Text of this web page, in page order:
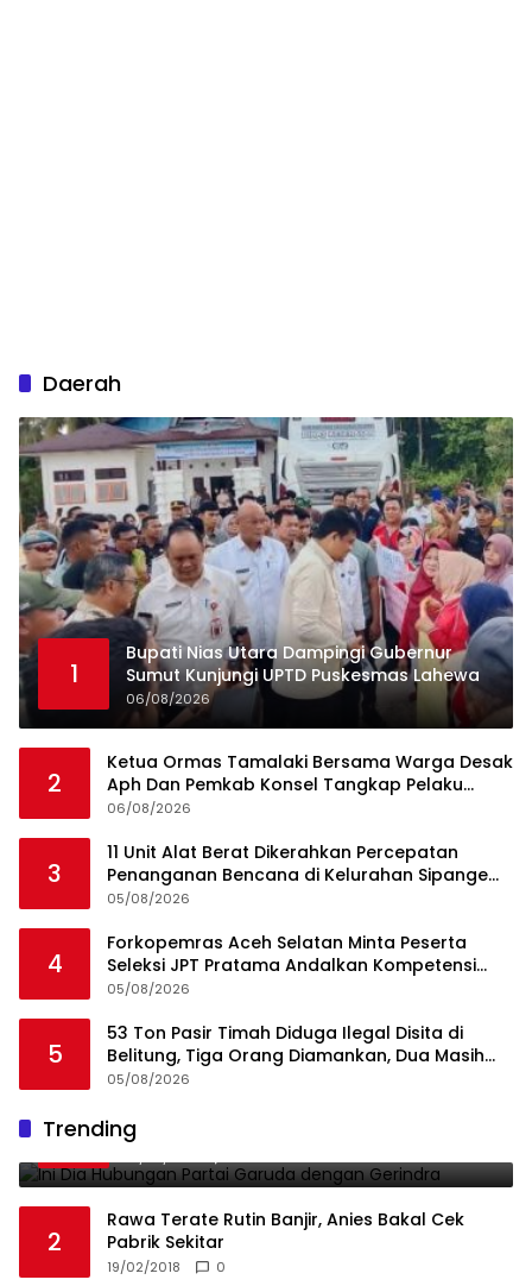
Daerah
1
Bupati Nias Utara Dampingi Gubernur
Sumut Kunjungi UPTD Puskesmas Lahewa
06/08/2026
2
Ketua Ormas Tamalaki Bersama Warga Desak
Aph Dan Pemkab Konsel Tangkap Pelaku
Angkut Cangkang Sawit Overload, Truk PT KAP
06/08/2026
3
11 Unit Alat Berat Dikerahkan Percepatan
Penanganan Bencana di Kelurahan Sipange
Kecamatan Tukka
05/08/2026
4
Forkopemras Aceh Selatan Minta Peserta
Seleksi JPT Pratama Andalkan Kompetensi
dan Integritas, Bukan Kedekatan
05/08/2026
5
53 Ton Pasir Timah Diduga Ilegal Disita di
Belitung, Tiga Orang Diamankan, Dua Masih
Diburu
05/08/2026
Trending
1
Gerindra
2
Rawa Terate Rutin Banjir, Anies Bakal Cek
Pabrik Sekitar
19/02/2018 0